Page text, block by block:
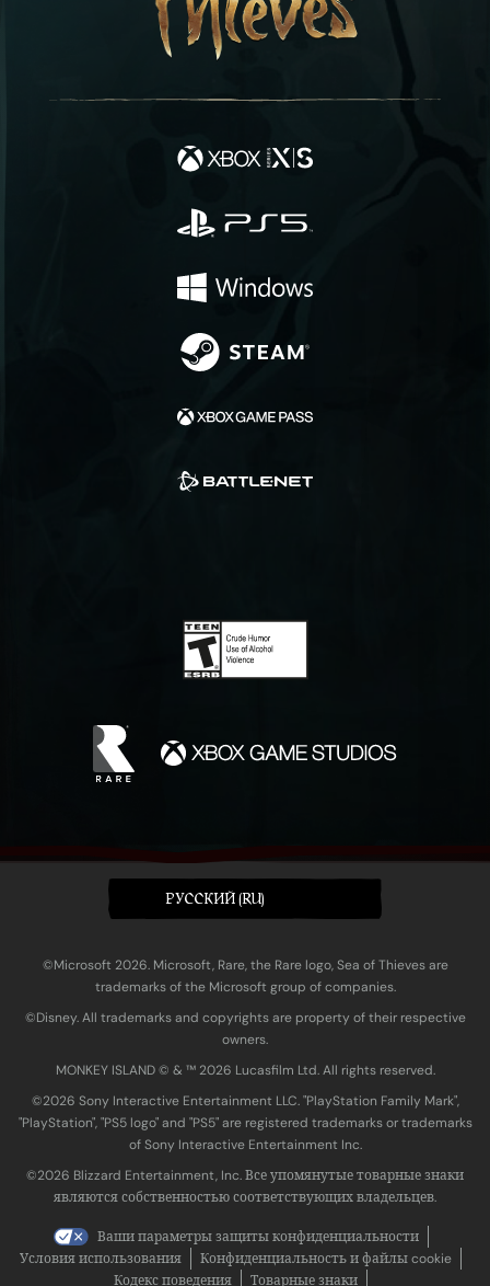
PУССКИЙ (RU)
©Microsoft 2026. Microsoft, Rare, the Rare logo, Sea of Thieves are
trademarks of the Microsoft group of companies.
©Disney. All trademarks and copyrights are property of their respective
owners.
MONKEY ISLAND © & ™ 20‍26 Lucasfilm Ltd. All rights reserved.
©2026 Sony Interactive Entertainment LLC. "PlayStation Family Mark",
"PlayStation", "PS5 logo" and "PS5" are registered trademarks or trademarks
of Sony Interactive Entertainment Inc.
©2026 Blizzard Entertainment, Inc. Все упомянутые товарные знаки
являются собственностью соответствующих владельцев.
Ваши параметры защиты конфиденциальности
Условия использования
Конфиденциальность и файлы cookie
Кодекс поведения
Товарные знаки